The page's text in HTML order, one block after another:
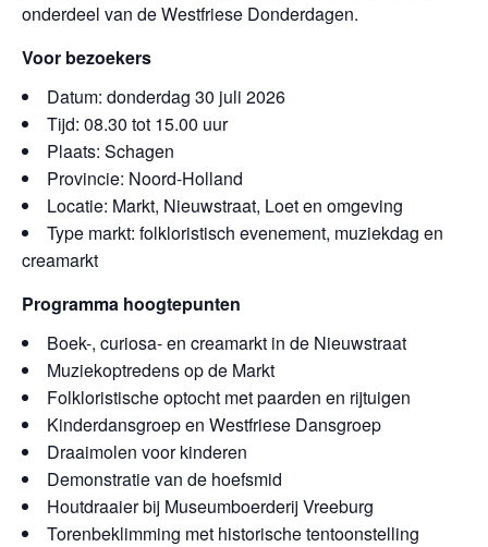
onderdeel van de Westfriese Donderdagen.
Voor bezoekers
Datum: donderdag 30 juli 2026
Tijd: 08.30 tot 15.00 uur
Plaats: Schagen
Provincie: Noord-Holland
Locatie: Markt, Nieuwstraat, Loet en omgeving
Type markt: folkloristisch evenement, muziekdag en
creamarkt
Programma hoogtepunten
Boek-, curiosa- en creamarkt in de Nieuwstraat
Muziekoptredens op de Markt
Folkloristische optocht met paarden en rijtuigen
Kinderdansgroep en Westfriese Dansgroep
Draaimolen voor kinderen
Demonstratie van de hoefsmid
Houtdraaier bij Museumboerderij Vreeburg
Torenbeklimming met historische tentoonstelling